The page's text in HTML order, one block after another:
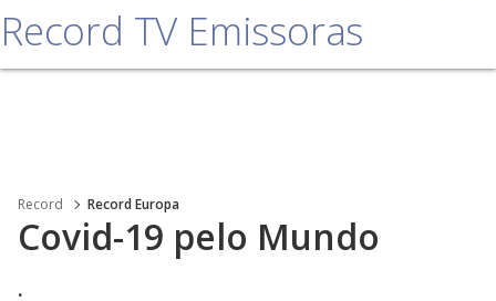
Record TV Emissoras
Record Record Europa
Covid-19 pelo Mundo
.